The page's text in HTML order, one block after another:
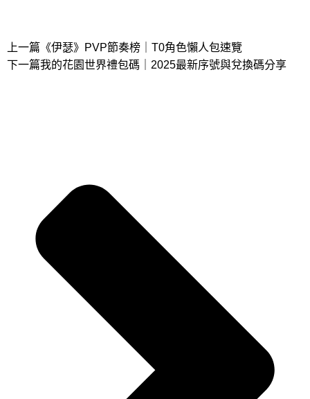
上一篇 《伊瑟》PVP節奏榜｜T0角色懶人包速覽
下一篇我的花園世界禮包碼｜2025最新序號與兌換碼分享